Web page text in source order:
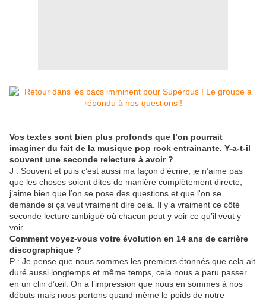
Vos textes sont bien plus profonds que l’on pourrait
imaginer du fait de la musique pop rock entrainante. Y-a-t-il
souvent une seconde relecture à avoir ?
J : Souvent et puis c’est aussi ma façon d’écrire, je n’aime pas
que les choses soient dites de manière complètement directe,
j’aime bien que l’on se pose des questions et que l'on se
demande si ça veut vraiment dire cela. Il y a vraiment ce côté
seconde lecture ambiguë où chacun peut y voir ce qu’il veut y
voir.
Comment voyez-vous votre évolution en 14 ans de carrière
discographique ?
P : Je pense que nous sommes les premiers étonnés que cela ait
duré aussi longtemps et même temps, cela nous a paru passer
en un clin d’œil. On a l’impression que nous en sommes à nos
débuts mais nous portons quand même le poids de notre